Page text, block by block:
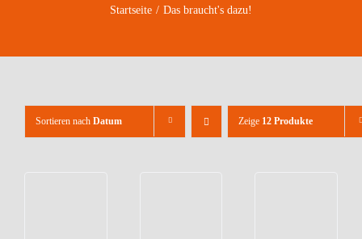
Startseite Das braucht's dazu!
Sortieren nach Datum Zeige 12 Produkte